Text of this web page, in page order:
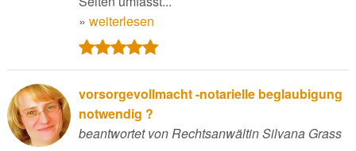
» weiterlesen
vorsorgevollmacht -notarielle beglaubigung
notwendig ?
beantwortet von Rechtsanwältin Silvana Grass